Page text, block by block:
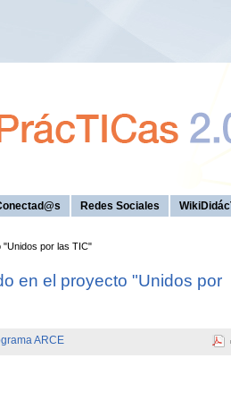
Redes Sociales
"Unidos por las TIC"
en el proyecto "Unidos por
ARCE